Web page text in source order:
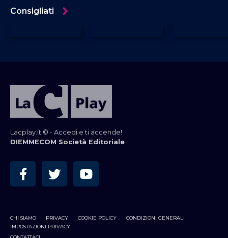
Consigliati
Lacplay.it © - Accedi e ti accende!
DIEMMECOM Società Editoriale
CHI SIAMO PRIVACY COOKIE POLICY
CONDIZIONI GENERALI
IMPOSTAZIONI PRIVACY